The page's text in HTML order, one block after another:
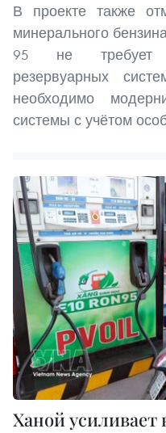
В проекте также
минерального
95 не требует
резервуарных
необходимо
системы с учётом
Ханой усиливает